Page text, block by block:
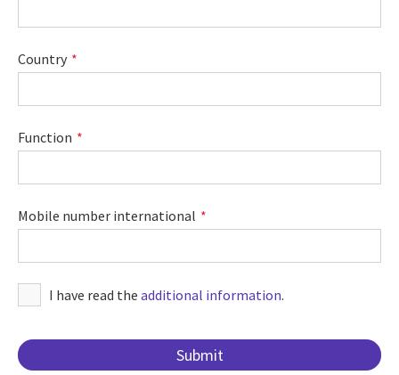
Country
Function
Mobile number international
I have read the additional information.